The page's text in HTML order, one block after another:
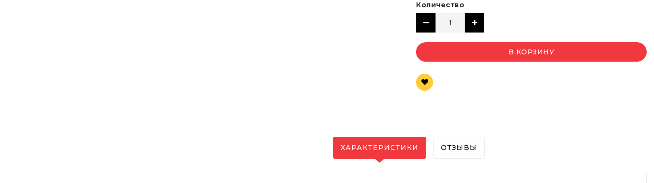
Количество
В КОРЗИНУ
ХАРАКТЕРИСТИКИ ОТЗЫВЫ